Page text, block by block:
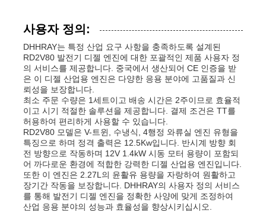
사용자 정의:
DHHRAY는 특정 산업 요구 사항을 충족하도록 설계된
RD2V80 발전기 디젤 엔진에 대한 포괄적인 제품 사용자 정
의 서비스를 제공합니다. 중국에서 생산되어 CE 인증을 받
은 이 디젤 산업용 엔진은 다양한 응용 분야에 고품질과 신
뢰성을 보장합니다.
최소 주문 수량은 1세트이고 배송 시간은 2주이므로 효율적
이고 시기 적절한 솔루션을 제공합니다. 결제 조건은 TT를
허용하여 편리하게 사용할 수 있습니다.
RD2V80 모델은 V-트윈, 수냉식, 4행정 와류실 엔진 유형을
특징으로 하며 정격 출력은 12.5Kw입니다. 반시계 방향 회
전 방향으로 작동하며 12V 1.4kW 시동 모터 용량이 포함되
어 까다로운 환경에 적합한 강력한 디젤 산업용 엔진입니다.
또한 이 엔진은 2.27L의 윤활유 용량을 자랑하여 원활하고
장기간 작동을 보장합니다. DHHRAY의 사용자 정의 서비스
를 통해 발전기 디젤 엔진을 정확한 사양에 맞게 조정하여
산업 응용 분야의 성능과 효율성을 향상시키십시오.